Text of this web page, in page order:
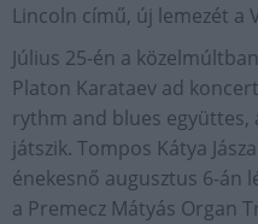
Lincoln című, új lemezét a
Július 25-én a
Platon Karataev ad
rythm and blues együttes,
játszik. Tompos Kátya
énekesnő augusztus 6-án
a Premecz Mátyás Organ